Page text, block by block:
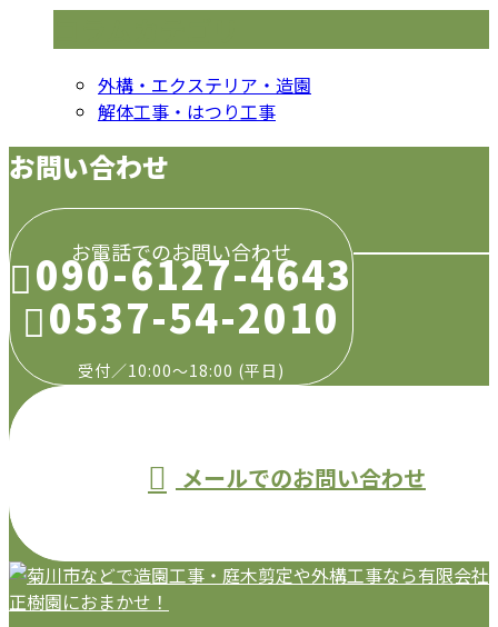
外構・エクステリア・造園
解体工事・はつり工事
お問い合わせ
お電話でのお問い合わせ
090-6127-4643
0537-54-2010
受付／10:00～18:00 (平日)
メールでのお問い合わせ